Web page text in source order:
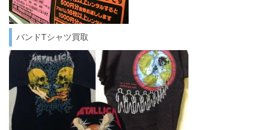
バンドTシャツ買取